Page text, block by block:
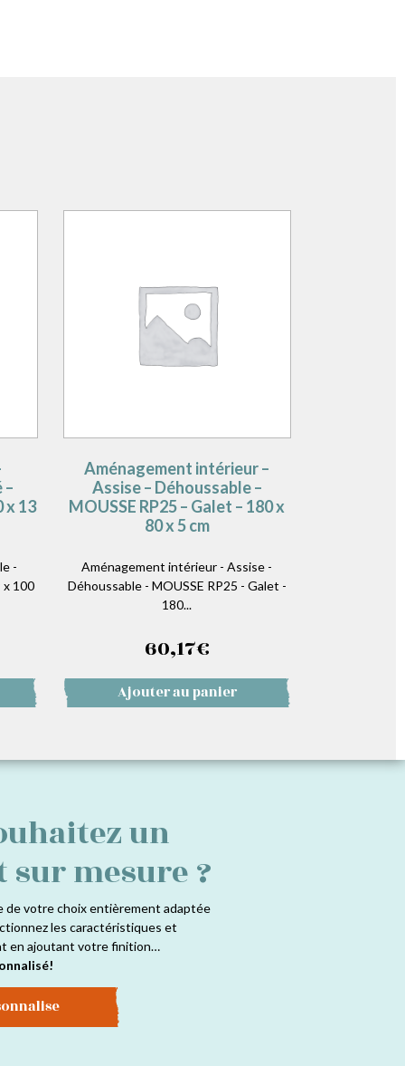
–
x 13
-
x 100
Aménagement intérieur –
Assise – Déhoussable –
MOUSSE RP25 – Galet – 180 x
80 x 5 cm
Aménagement intérieur - Assise -
Déhoussable - MOUSSE RP25 - Galet -
180...
60,17€
Ajouter au panier
un
mesure ?
de votre choix entièrement adaptée
les caractéristiques et
en ajoutant votre finition…